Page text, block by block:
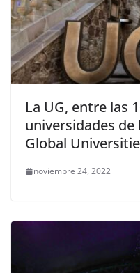
La UG, entre las
universidades de
Global
noviembre 24, 2022